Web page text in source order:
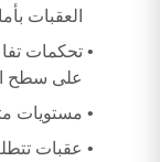
العقبات
تحكمات
على سطح
مستويات
عقبات